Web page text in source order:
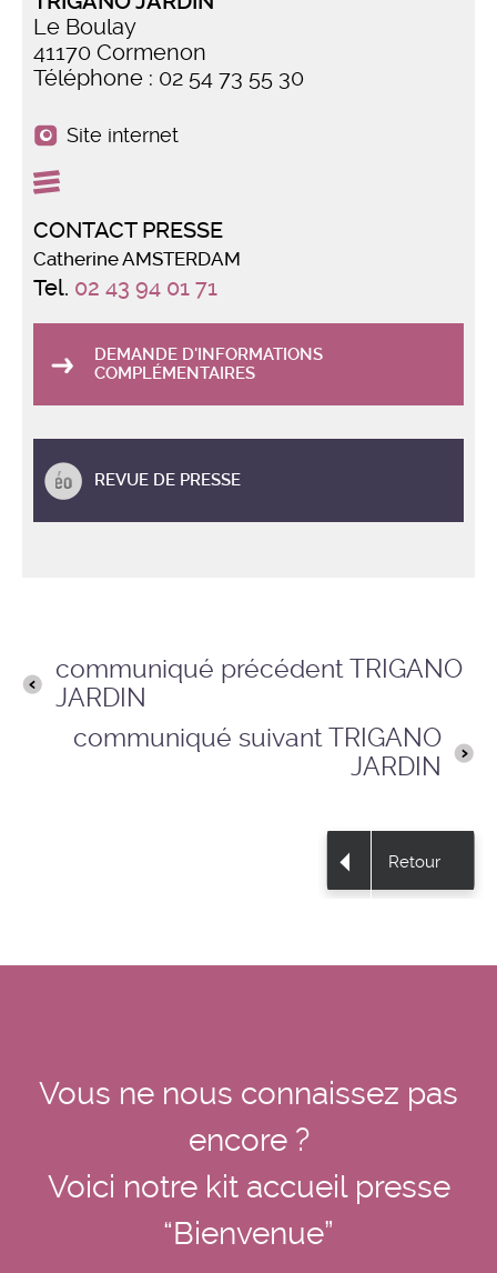
Le Boulay
41170 Cormenon
Téléphone : 02 54 73 55 30
Site internet
CONTACT PRESSE
Catherine AMSTERDAM
Tel. 02 43 94 01 71
DEMANDE D'INFORMATIONS
COMPLÉMENTAIRES
REVUE DE PRESSE
communiqué précédent TRIGANO
JARDIN
communiqué suivant TRIGANO
JARDIN
Retour
Vous ne nous connaissez pas
encore ?
Voici notre kit accueil presse
“Bienvenue”